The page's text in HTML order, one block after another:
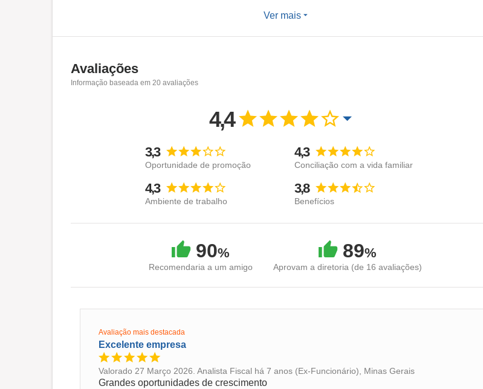
Ver mais
Avaliações
Informação baseada em 20 avaliações
4,4
3,3
Oportunidade de promoção
4,3
Conciliação com a vida familiar
4,3
Ambiente de trabalho
3,8
Benefícios
90%
Recomendaria a um amigo
89%
Aprovam a diretoria (de 16 avaliações)
Avaliação mais destacada
Excelente empresa
Valorado 27 Março 2026. Analista Fiscal há 7 anos (Ex-Funcionário), Minas Gerais
Grandes oportunidades de crescimento